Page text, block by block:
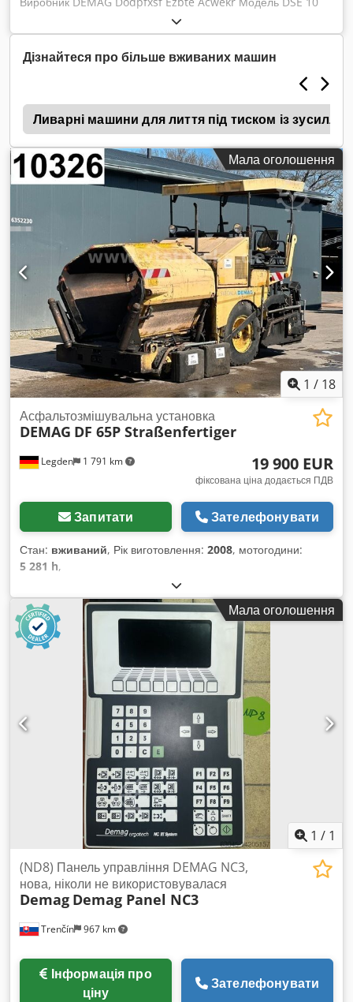
C/CS Документація в наявності
Дізнайтеся про більше вживаних машин
Ливарні машини для лиття під тиском із
Мала оголошення
1 / 18
Legden 1 791 km
Асфальтозмішувальна установка
DEMAG DF 65P Straßenfertiger
19 900 EUR
фіксована ціна додається ПДВ
Запитати Зателефонувати
Стан: вживаний, Рік виготовлення: 2008, мотогодини:
5 281 h,
Мала оголошення
1 / 1
Trenčín 967 km
(ND8) Панель управління DEMAG NC3,
нова, ніколи не використовувалася
Demag Demag Panel NC3
ціну
Зателефонувати